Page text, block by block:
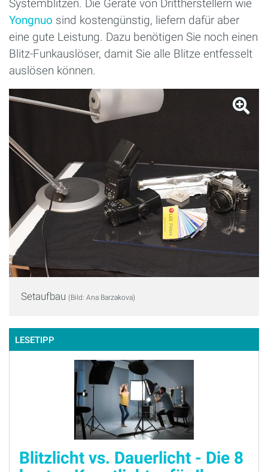
Systemblitzen. Die Geräte von Drittherstellern wie
Yongnuo sind kostengünstig, liefern dafür aber
eine gute Leistung. Dazu benötigen Sie noch einen
Blitz-Funkauslöser, damit Sie alle Blitze entfesselt
auslösen können.
Setaufbau (Bild: Ana Barzakova)
LESETIPP
Blitzlicht vs. Dauerlicht - Die 8